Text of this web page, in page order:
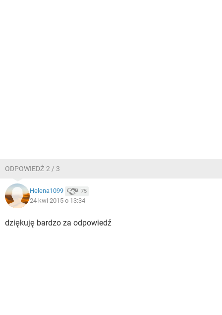
ODPOWIEDŹ 2 / 3
Helena1099 75
24 kwi 2015 o 13:34
dziękuję bardzo za odpowiedź